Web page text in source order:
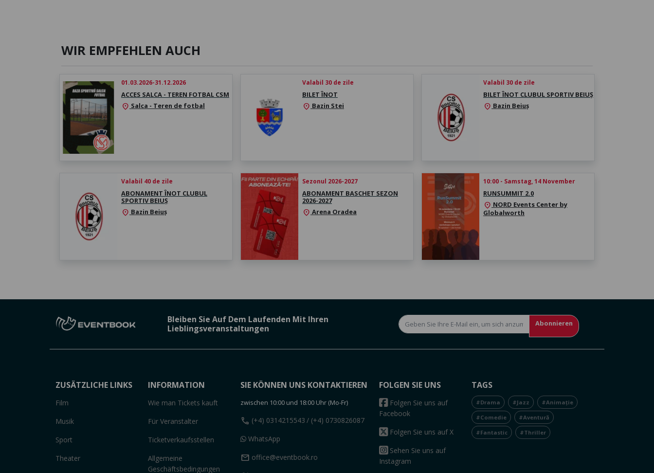
WIR EMPFEHLEN AUCH
01.03.2026-31.12.2026
ACCES SALCA - TEREN FOTBAL CSM
location_on Salca - Teren de fotbal
Valabil 30 de zile
BILET ÎNOT
location_on Bazin Stei
Valabil 30 de zile
BILET ÎNOT CLUBUL SPORTIV BEIUȘ
location_on Bazin Beiuș
Valabil 40 de zile
ABONAMENT ÎNOT CLUBUL
SPORTIV BEIUȘ
location_on Bazin Beiuș
Sezonul 2026-2027
ABONAMENT BASCHET SEZON
2026-2027
location_on Arena Oradea
10:00 - Samstag, 14 November
RUNSUMMIT 2.0
location_on NORD Events Center by
Globalworth
Bleiben Sie Auf Dem Laufenden Mit Ihren
Lieblingsveranstaltungen
Abonnieren
ZUSÄTZLICHE LINKS
Film
Musik
Sport
Theater
INFORMATION
Wie man Tickets kauft
Für Veranstalter
Ticketverkaufsstellen
Allgemeine
Geschäftsbedingungen
SIE KÖNNEN UNS KONTAKTIEREN
zwischen 10:00 und 18:00 Uhr (Mo-Fr)
call (+4) 0314215543 / (+4) 0730826087
WhatsApp
mail office@eventbook.ro
FOLGEN SIE UNS
Folgen Sie uns auf
Facebook
Folgen Sie uns auf X
Sehen Sie uns auf
Instagram
TAGS
#Drama #Jazz #Animație
#Comedie #Aventură
#Fantastic #Thriller